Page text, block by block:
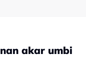
akar umbi